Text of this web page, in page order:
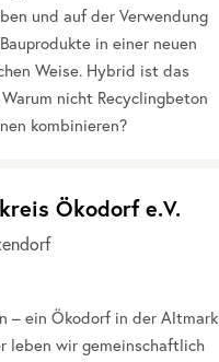
und auf der Verwendung
in einer neuen
Weise. Hybrid ist das
nicht Recyclingbeton
kombinieren?
Ökodorf e.V.
– ein Ökodorf in der Altmark
leben wir gemeinschaftlich